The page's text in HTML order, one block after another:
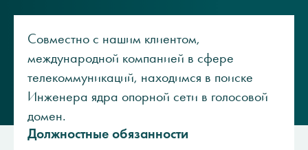
Совместно с нашим клиентом,
международной компанией в сфере
телекоммуникаций, находимся в поиске
Инженера ядра опорной сети в голосовой
домен.
Должностные обязанности